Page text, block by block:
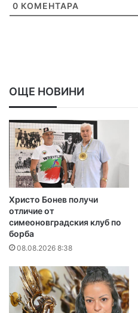
0 КОМЕНТАРА
ОЩЕ НОВИНИ
Христо Бонев получи
отличие от
симеоновградския клуб по
борба
08.08.2026 8:38